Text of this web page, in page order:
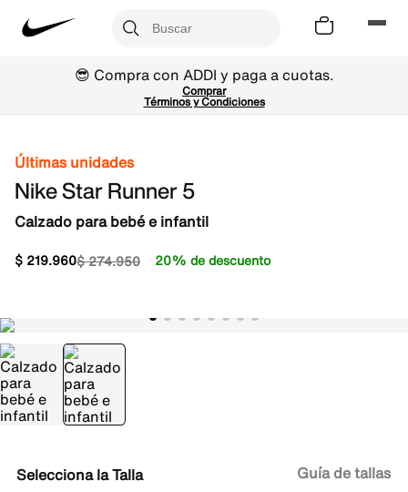
😎 Compra con ADDI y paga a cuotas.
Comprar
Términos y Condiciones
Últimas unidades
Nike Star Runner 5
Calzado para bebé e infantil
$274.950
$ 219.960 20% de descuento
Talla Guía de tallas